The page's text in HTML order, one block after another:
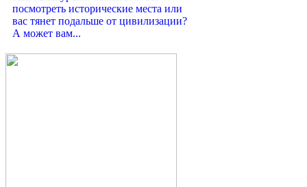
посмотреть исторические места или
вас тянет подальше от цивилизации?
А может вам...